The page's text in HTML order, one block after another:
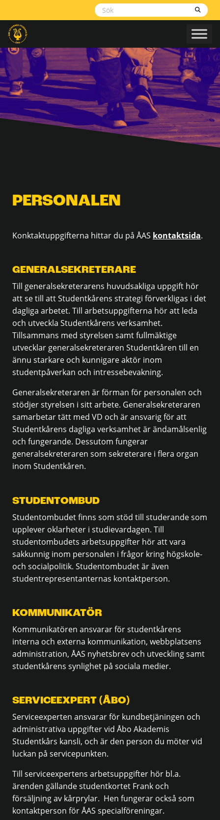
PERSONALEN
Konktaktuppgifterna hittar du på ÅAS kontaktsida.
GENERALSEKRETERARE
Till generalsekreterarens huvudsakliga uppgift hör
att se till att Studentkårens strategi förverkligas i det
dagliga arbetet. Till arbetsuppgifterna hör att leda
och utveckla Studentkårens verksamhet.
Tillsammans med styrelsen samt fullmäktige
utvecklar generalsekreteraren Studentkåren till en
ännu starkare och kunnigare aktör inom
studentpåverkan och intressebevakning.
Generalsekreteraren är förman för personalen och
stödjer styrelsen i sitt arbete. Generalsekreteraren
samarbetar tätt med VD och är ansvarig för att
Studentkårens dagliga verksamhet är ändamålsenlig
och fungerande. Dessutom fungerar
generalsekreteraren som sekreterare i flera organ
inom Studentkåren.
STUDENTOMBUD
Studentombudet finns som stöd till studerande som
upplever oklarheter i studievardagen. Till
studentombudets arbetsuppgifter hör att vara
sakkunnig inom personalen i frågor kring högskole-
och socialpolitik. Studentombudet är även
studentrepresentanternas kontaktperson.
KOMMUNIKATÖR
Kommunikatören ansvarar för studentkårens
interna och externa kommunikation, webbplatsens
administration, ÅAS nyhetsbrev och utveckling samt
studentkårens synlighet på sociala medier.
SERVICEEXPERT (ÅBO)
Serviceexperten ansvarar för kundbetjäningen och
administrativa uppgifter vid Åbo Akademis
Studentkårs kansli, och är den person du möter vid
luckan på servicepunkten.
Till serviceexpertens arbetsuppgifter hör bl.a.
ärenden gällande studentkortet Frank och
försäljning av kårprylar. Hen fungerar också som
kontaktperson för ÅAS specialföreningar.